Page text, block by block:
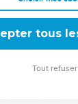
au
comme
– Bibli’O, 1978,
tous
Tout refuser